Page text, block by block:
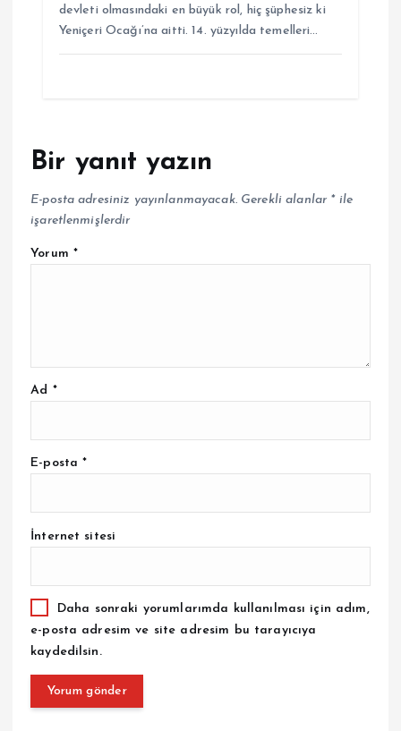
devleti olmasındaki en büyük rol, hiç şüphesiz ki
Yeniçeri Ocağı’na aitti. 14. yüzyılda temelleri…
Bir yanıt yazın
E-posta adresiniz yayınlanmayacak. Gerekli alanlar *ile
işaretlenmişlerdir
Yorum *
Ad *
E-posta*
İnternet sitesi
Daha sonraki yorumlarımda kullanılması için adım,
e-posta adresim ve site adresim bu tarayıcıya
kaydedilsin.